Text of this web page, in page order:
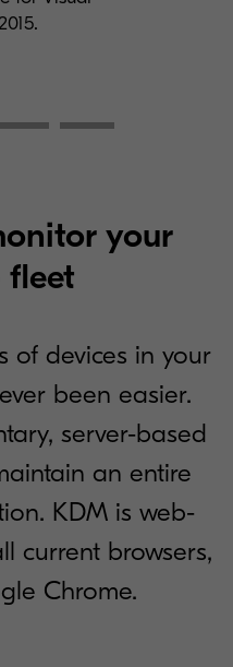
your
fleet
of devices in your
been easier.
server-based
an entire
KDM is web-
current browsers,
Chrome.